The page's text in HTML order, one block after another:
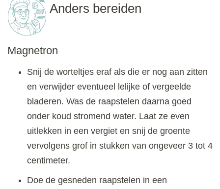
Anders bereiden
Magnetron
Snij de worteltjes eraf als die er nog aan zitten
en verwijder eventueel lelijke of vergeelde
bladeren. Was de raapstelen daarna goed
onder koud stromend water. Laat ze even
uitlekken in een vergiet en snij de groente
vervolgens grof in stukken van ongeveer 3 tot 4
centimeter.
Doe de gesneden raapstelen in een